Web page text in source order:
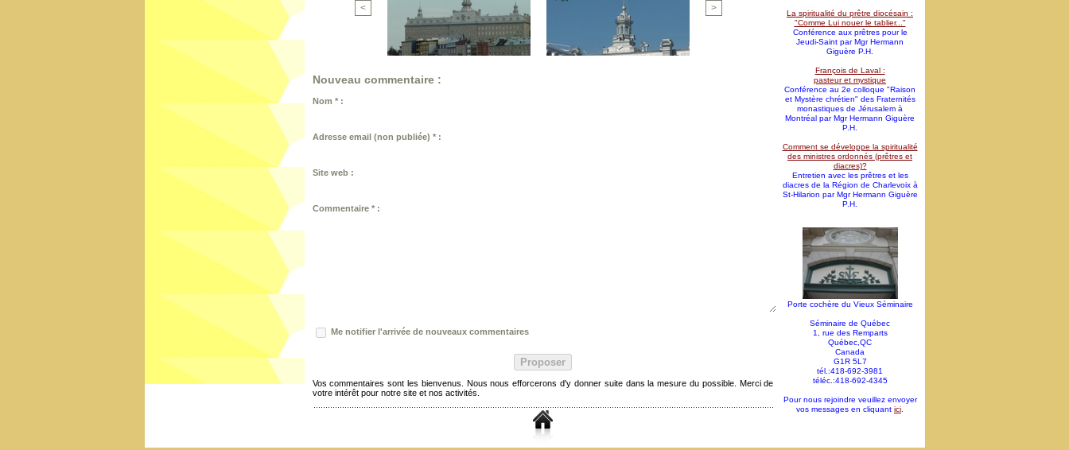
< >
Nouveau commentaire :
Nom * :
Adresse email (non publiée) * :
Site web :
Commentaire * :
Me notifier l'arrivée de nouveaux commentaires
Vos commentaires sont les bienvenus. Nous nous efforcerons d'y donner suite dans la mesure du possible. Merci de
votre intérêt pour notre site et nos activités.
La spiritualité du prêtre diocésain :
"Comme Lui nouer le tablier..."
Conférence aux prêtres pour le
Jeudi-Saint par Mgr Hermann
Giguère P.H.
François de Laval :
pasteur et mystique
Conférence au 2e colloque "Raison
et Mystère chrétien" des Fraternités
monastiques de Jérusalem à
Montréal par Mgr Hermann Giguère
P.H.
Comment se développe la spiritualité
des ministres ordonnés (prêtres et
diacres)?
Entretien avec les prêtres et les
diacres de la Région de Charlevoix à
St-Hilarion par Mgr Hermann Giguère
P.H.
Porte cochère du Vieux Séminaire
Séminaire de Québec
1, rue des Remparts
Québec,QC
Canada
G1R 5L7
tél.:418-692-3981
téléc.:418-692-4345
Pour nous rejoindre veuillez envoyer
vos messages en cliquant ici